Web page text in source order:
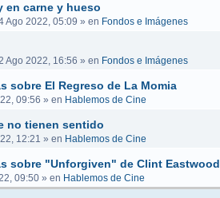
en carne y hueso
Ago 2022, 05:09 » en Fondos e Imágenes
Ago 2022, 16:56 » en Fondos e Imágenes
sobre El Regreso de La Momia
09:56 » en Hablemos de Cine
no tienen sentido
12:21 » en Hablemos de Cine
sobre "Unforgiven" de Clint Eastwood
09:50» en Hablemos de Cine